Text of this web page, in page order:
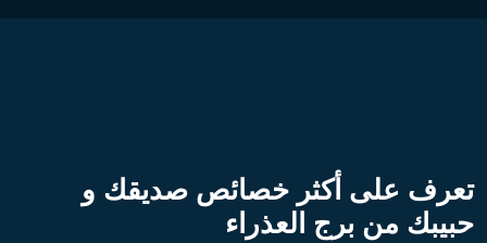
تعرف على أكثر خصائص صديقك و
حبيبك من برج العذراء